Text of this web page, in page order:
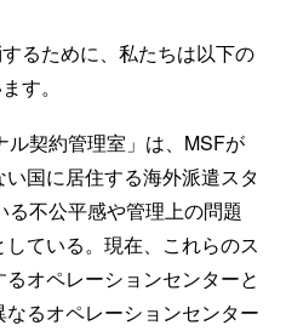
るために、私たちは以下の
す。
ル契約管理室」は、MSFが
国に居住する海外派遣スタ
る不公平感や管理上の問題
ている。現在、これらのス
オペレーションセンターと
るオペレーションセンター